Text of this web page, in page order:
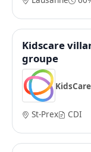
Kidscare
groupe
St-Prex CDI